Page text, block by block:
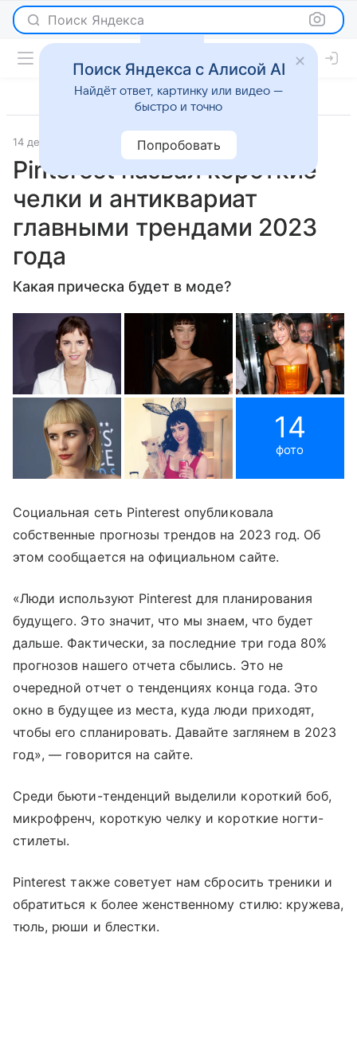
Поиск Яндекса
14 декабря 2022 Газета.Ру Новости
Pinterest назвал короткие
челки и антиквариат
главными трендами 2023
года
Какая прическа будет в моде?
14
фото
Социальная сеть Pinterest опубликовала
собственные прогнозы трендов на 2023 год. Об
этом сообщается на официальном сайте.
«Люди используют Pinterest для планирования
будущего. Это значит, что мы знаем, что будет
дальше. Фактически, за последние три года 80%
прогнозов нашего отчета сбылись. Это не
очередной отчет о тенденциях конца года. Это
окно в будущее из места, куда люди приходят,
чтобы его спланировать. Давайте заглянем в 2023
год», — говорится на сайте.
Среди бьюти-тенденций выделили короткий боб,
микрофренч, короткую челку и короткие ногти-
стилеты.
Pinterest также советует нам сбросить треники и
обратиться к более женственному стилю: кружева,
тюль, рюши и блестки.
Поиск Яндекса с Алисой AI
Найдёт ответ, картинку или видео —
быстро и точно
Попробовать